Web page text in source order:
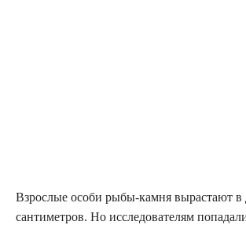
Взрослые особи рыбы-камня вырастают в
сантиметров. Но исследователям